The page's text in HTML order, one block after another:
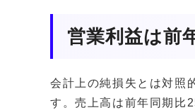
営業利益は前
会計上の純損失とは対照
す。売上高は前年同期比